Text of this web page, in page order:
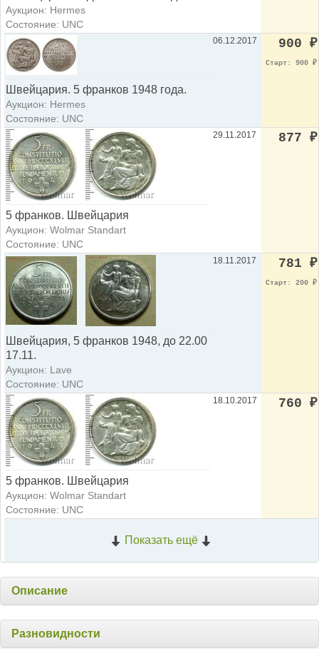
Аукцион: Hermes
Состояние: UNC
Швейцария. 5 франков 1948 года.
Аукцион: Hermes
Состояние: UNC
06.12.2017 900 ₽
Старт: 900 ₽
5 франков. Швейцария
Аукцион: Wolmar Standart
Состояние: UNC
29.11.2017 877 ₽
Швейцария, 5 франков 1948, до 22.00
17.11.
Аукцион: Lave
Состояние: UNC
18.11.2017 781 ₽
Старт: 200 ₽
5 франков. Швейцария
Аукцион: Wolmar Standart
Состояние: UNC
18.10.2017 760 ₽
Показать ещё
Описание
Разновидности